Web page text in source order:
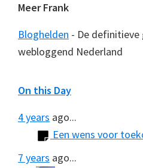
Meer Frank
Bloghelden - De definitieve
webloggend Nederland
On this Day
4 years ago...
Een wens voor
7 years ago...